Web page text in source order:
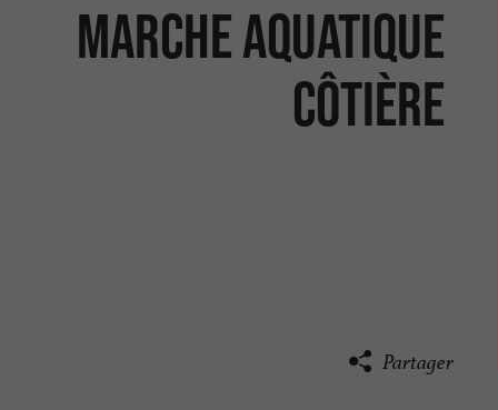
Marche aquatique
côtière
Partager